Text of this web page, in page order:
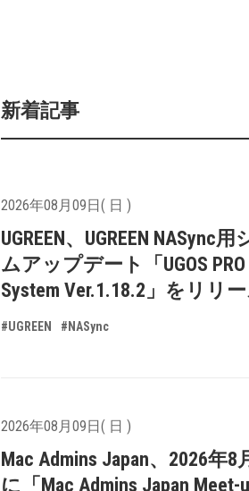
新着記事
2026年08月09日( 日 )
UGREEN、UGREEN NASync
ムアップデート「UGOS PRO
System Ver.1.18.2」をリリ
#UGREEN #NASync
2026年08月09日( 日 )
Mac Admins Japan、2026年8
に「Mac Admins Japan Meet-